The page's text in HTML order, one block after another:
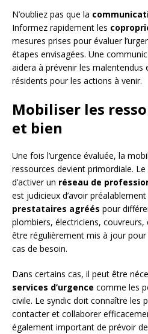
N’oubliez pas que la
Informez rapidement les
mesures prises pour évaluer
étapes envisagées. Une
aidera à prévenir les
résidents pour les actions à venir.
Mobiliser les
et bien
Une fois l’urgence évaluée, la
ressources devient primordiale. Le
d’activer un réseau de
est judicieux d’avoir
prestataires agréés pour
plombiers, électriciens,
être régulièrement mis à jour
cas de besoin.
Dans certains cas, il peut être
services d’urgence comme les
civile. Le syndic doit connaître les
contacter et collaborer
également important de prévoir